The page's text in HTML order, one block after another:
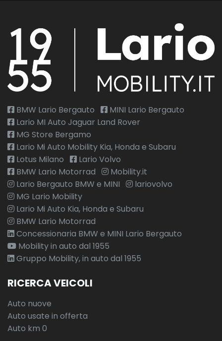
BMW Lario Bergauto
MINI Lario Bergauto
Lario MI Auto Jaguar Land Rover
MG Store Bergamo
Lario Mi Auto Mobility Kia, Honda e Subaru
Lotus Milano
Lario Volvo
BMW Lario Motorrad
Mobility.it
Lario Bergauto BMW e MINI
lariovolvo
MG Lario Mobility
Lario Mi Auto Kia, Honda e Subaru
BMW Lario Motorrad
Concessionaria BMW e MINI Lario Bergauto
Mobility in auto dal 1955
Gruppo Mobility, in auto dal 1955
RICERCA VEICOLI
Auto nuove
Auto usate in offerta
Auto km 0